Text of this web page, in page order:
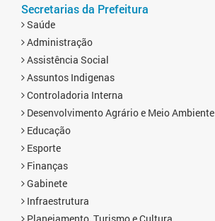
Secretarias da Prefeitura
Saúde
Administração
Assistência Social
Assuntos Indigenas
Controladoria Interna
Desenvolvimento Agrário e Meio Ambiente
Educação
Esporte
Finanças
Gabinete
Infraestrutura
Planejamento, Turismo e Cultura